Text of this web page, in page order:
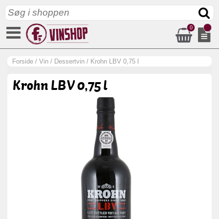
0
Forside / Vin / Dessertvin / Krohn LBV 0,75 l
Krohn LBV 0,75 l